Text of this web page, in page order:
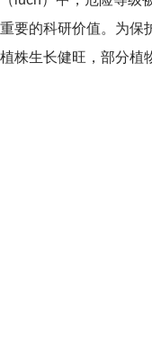
重要的科研价值。为保
植株生长健旺，部分植